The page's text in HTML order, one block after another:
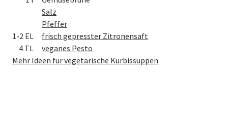
Salz
Pfeffer
1-2 EL
frisch gepresster Zitronensaft
4 TL
veganes Pesto
Mehr Ideen für vegetarische Kürbissuppen